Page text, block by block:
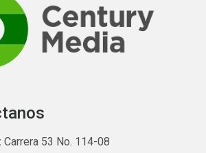
Carrera 53 No. 114-08